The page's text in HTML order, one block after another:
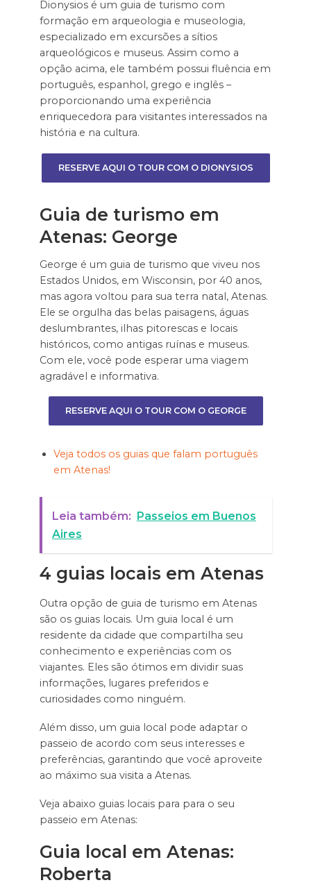
Dionysios é um guia de turismo com
formação em arqueologia e museologia,
especializado em excursões a sítios
arqueológicos e museus. Assim como a
opção acima, ele também possui fluência em
português, espanhol, grego e inglês –
proporcionando uma experiência
enriquecedora para visitantes interessados na
história e na cultura.
RESERVE AQUI O TOUR COM O DIONYSIOS
Guia de turismo em
Atenas: George
George é um guia de turismo que viveu nos
Estados Unidos, em Wisconsin, por 40 anos,
mas agora voltou para sua terra natal, Atenas.
Ele se orgulha das belas paisagens, águas
deslumbrantes, ilhas pitorescas e locais
históricos, como antigas ruínas e museus.
Com ele, você pode esperar uma viagem
agradável e informativa.
RESERVE AQUI O TOUR COM O GEORGE
Veja todos os guias que falam português
em Atenas!
Leia também: Passeios em Buenos
Aires
4 guias locais em Atenas
Outra opção de guia de turismo em Atenas
são os guias locais. Um guia local é um
residente da cidade que compartilha seu
conhecimento e experiências com os
viajantes. Eles são ótimos em dividir suas
informações, lugares preferidos e
curiosidades como ninguém.
Além disso, um guia local pode adaptar o
passeio de acordo com seus interesses e
preferências, garantindo que você aproveite
ao máximo sua visita a Atenas.
Veja abaixo guias locais para para o seu
passeio em Atenas:
Guia local em Atenas:
Roberta